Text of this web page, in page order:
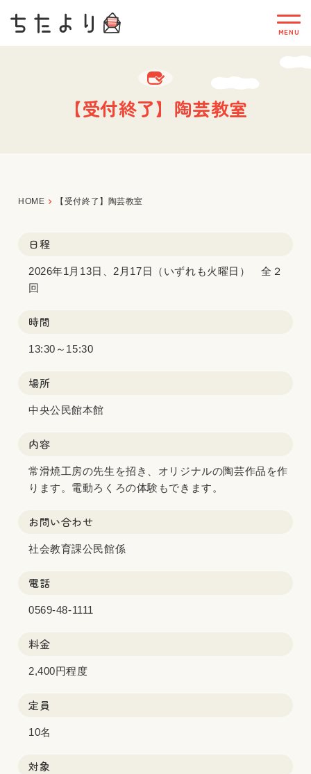
【受付終了】陶芸教室
HOME 【受付終了】陶芸教室
日程
2026年1月13日、2月17日（いずれも火曜日） 全２
回
時間
13:30～15:30
場所
中央公民館本館
内容
常滑焼工房の先生を招き、オリジナルの陶芸作品を作
ります。電動ろくろの体験もできます。
お問い合わせ
社会教育課公民館係
電話
0569-48-1111
料金
2,400円程度
定員
10名
対象